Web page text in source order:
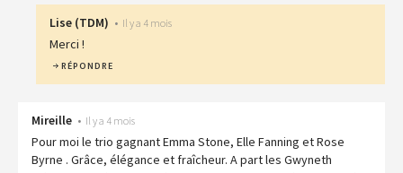
Lise (TDM) • Il y a 4 mois
Merci !
RÉPONDRE
Mireille • Il y a 4 mois
Pour moi le trio gagnant Emma Stone, Elle Fanning et Rose
Byrne . Grâce, élégance et fraîcheur. A part les Gwyneth